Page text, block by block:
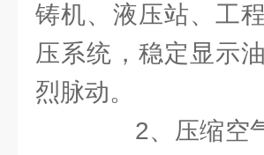
铸机、液压站、工
压系统，稳定显示
烈脉动。
2、压缩空气